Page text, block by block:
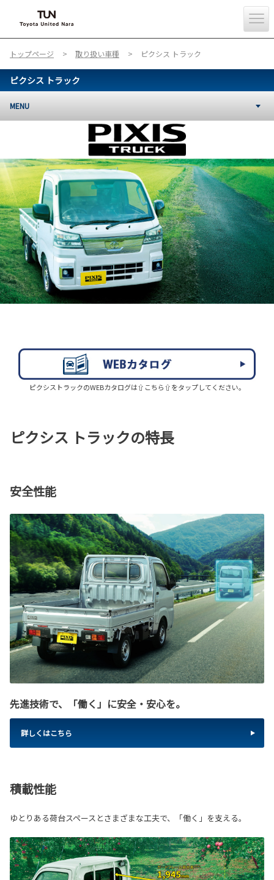
トップページ 取り扱い車種 ピクシス トラック
ピクシス トラック
MENU
ピクシストラックのWEBカタログは⇧こちら⇧をタップしてください。
ピクシス トラックの特長
安全性能
先進技術で、「働く」に安全・安心を。
詳しくはこちら
積載性能
ゆとりある荷台スペースとさまざまな工夫で、「働く」を支える。